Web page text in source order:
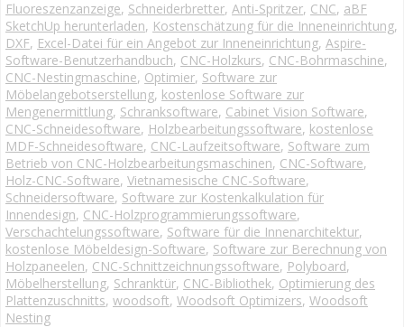
Fluoreszenzanzeige, Schneiderbretter, Anti-Spritzer, CNC, aBF
SketchUp herunterladen, Kostenschätzung für die Inneneinrichtung,
DXF, Excel-Datei für ein Angebot zur Inneneinrichtung, Aspire-
Software-Benutzerhandbuch, CNC-Holzkurs, CNC-Bohrmaschine,
CNC-Nestingmaschine, Optimier, Software zur
Möbelangebotserstellung, kostenlose Software zur
Mengenermittlung, Schranksoftware, Cabinet Vision Software,
CNC-Schneidesoftware, Holzbearbeitungssoftware, kostenlose
MDF-Schneidesoftware, CNC-Laufzeitsoftware, Software zum
Betrieb von CNC-Holzbearbeitungsmaschinen, CNC-Software,
Holz-CNC-Software, Vietnamesische CNC-Software,
Schneidersoftware, Software zur Kostenkalkulation für
Innendesign, CNC-Holzprogrammierungssoftware,
Verschachtelungssoftware, Software für die Innenarchitektur,
kostenlose Möbeldesign-Software, Software zur Berechnung von
Holzpaneelen, CNC-Schnittzeichnungssoftware, Polyboard,
Möbelherstellung, Schranktür, CNC-Bibliothek, Optimierung des
Plattenzuschnitts, woodsoft, Woodsoft Optimizers, Woodsoft
Nesting